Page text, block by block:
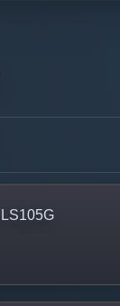
LS105G